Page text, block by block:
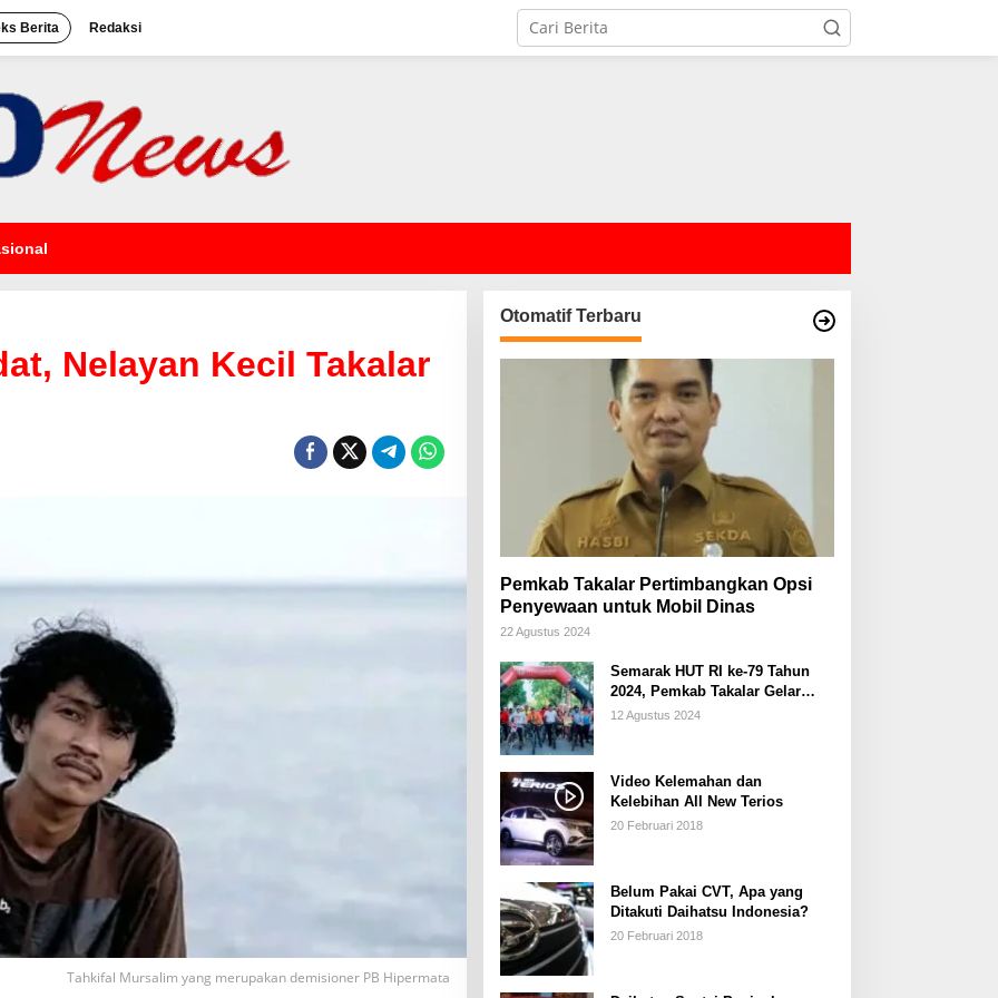
Berita Redaksi
Nelayan Kecil Takalar
Tahkifal Mursalim yang merupakan demisioner PB Hipermata
Otomatif Terbaru
Pemkab Takalar Pertimbangkan Opsi
Penyewaan untuk Mobil Dinas
22 Agustus 2024
Semarak HUT RI ke-79 Tahun
2024, Pemkab Takalar Gelar
Sepeda Santai/Sepeda Hias
12 Agustus 2024
Video Kelemahan dan
Kelebihan All New Terios
20 Februari 2018
Belum Pakai CVT, Apa yang
Ditakuti Daihatsu Indonesia?
20 Februari 2018